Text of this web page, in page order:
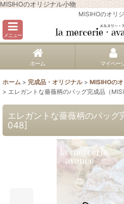
MISIHOのオリジナル小物
MISIHOのオリ
メニュー
ホーム マイペー
ホーム > 完成品・オリジナル > MISIHOの
> エレガントな薔薇柄のバッグ完成品（
エレガントな薔薇柄のバッグ
048]